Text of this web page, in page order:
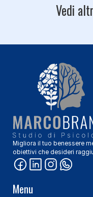
Vedi
Migliora il tuo benessere
obiettivi che desideri
Menu